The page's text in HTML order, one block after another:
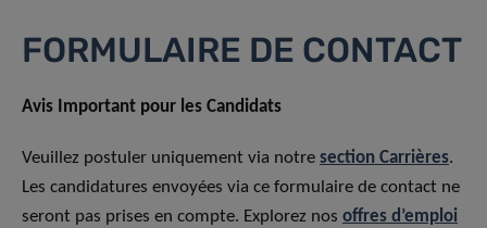
FORMULAIRE DE CONTACT
Avis Important pour les Candidats
Veuillez postuler uniquement via notre section Carrières.
Les candidatures envoyées via ce formulaire de contact ne
seront pas prises en compte. Explorez nos offres d’emploi